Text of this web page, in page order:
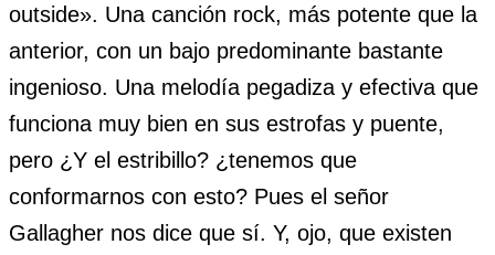
outside». Una canción rock, más potente que la
anterior, con un bajo predominante bastante
ingenioso. Una melodía pegadiza y efectiva que
funciona muy bien en sus estrofas y puente,
pero ¿Y el estribillo? ¿tenemos que
conformarnos con esto? Pues el señor
Gallagher nos dice que sí. Y, ojo, que existen